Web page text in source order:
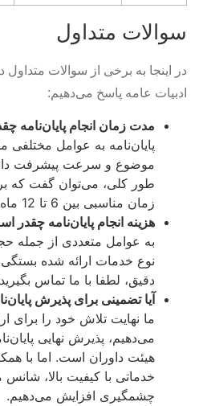
سوالات متداول
در اینجا به برخی از سوالات متداول
ادبیات عامه پاسخ می‌دهیم:
مدت زمان انجام پایان‌نامه
پایان‌نامه به عوامل مختلفی
موضوع و سرعت پیشرفت
طور کلی، می‌توان گفت که
زمان مناسبی بین 6 تا 12 ماه در نظر گرفته می‌شود.
هزینه انجام پایان‌نامه چقدر
به عوامل متعددی از جمله
نوع خدمات ارائه شده بستگی
دقیق، لطفا با ما تماس
آیا تضمینی برای پذیرش
ما نهایت تلاش خود را برای
می‌دهیم، پذیرش نهایی
هیئت داوران است. اما با
خدماتی با کیفیت بالا،
چشمگیری افزایش می‌دهیم.